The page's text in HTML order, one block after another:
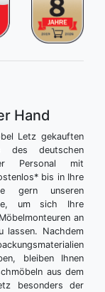
Hand
Letz gekauften
des deutschen
Personal mit
bis in Ihre
gern unseren
um sich Ihre
an
lassen. Nachdem
bleiben Ihnen
aus dem
besonders der